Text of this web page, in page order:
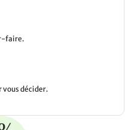
faire.
vous décider.